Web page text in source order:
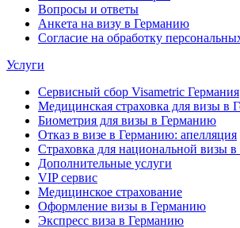
Вопросы и ответы
Анкета на визу в Германию
Согласие на обработку
Услуги
Сервисный сбор Visametric Германия
Медицинская страховка для визы в
Биометрия для визы в Германию
Отказ в визе в Германию: апелляция
Страховка для национальной визы
Дополнительные услуги
VIP сервис
Медицинское страхование
Оформление визы в Германию
Экспресс виза в Германию